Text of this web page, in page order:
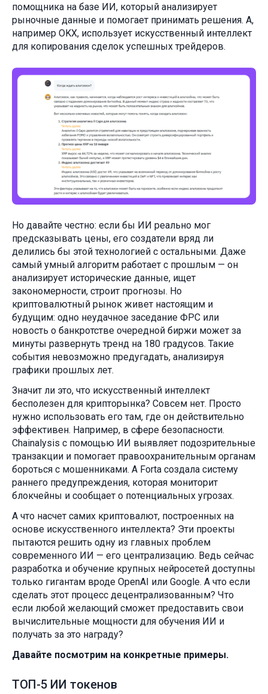
помощника на базе ИИ, который анализирует
рыночные данные и помогает принимать решения. А,
например OKX, использует искусственный интеллект
для копирования сделок успешных трейдеров.
Но давайте честно: если бы ИИ реально мог
предсказывать цены, его создатели вряд ли
делились бы этой технологией с остальными. Даже
самый умный алгоритм работает с прошлым — он
анализирует исторические данные, ищет
закономерности, строит прогнозы. Но
криптовалютный рынок живет настоящим и
будущим: одно неудачное заседание ФРС или
новость о банкротстве очередной биржи может за
минуты развернуть тренд на 180 градусов. Такие
события невозможно предугадать, анализируя
графики прошлых лет.
Значит ли это, что искусственный интеллект
бесполезен для крипторынка? Совсем нет. Просто
нужно использовать его там, где он действительно
эффективен. Например, в сфере безопасности.
Chainalysis с помощью ИИ выявляет подозрительные
транзакции и помогает правоохранительным органам
бороться с мошенниками. А Forta создала систему
раннего предупреждения, которая мониторит
блокчейны и сообщает о потенциальных угрозах.
А что насчет самих криптовалют, построенных на
основе искусственного интеллекта? Эти проекты
пытаются решить одну из главных проблем
современного ИИ — его централизацию. Ведь сейчас
разработка и обучение крупных нейросетей доступны
только гигантам вроде OpenAI или Google. А что если
сделать этот процесс децентрализованным? Что
если любой желающий сможет предоставить свои
вычислительные мощности для обучения ИИ и
получать за это награду?
Давайте посмотрим на конкретные примеры.
ТОП-5 ИИ токенов